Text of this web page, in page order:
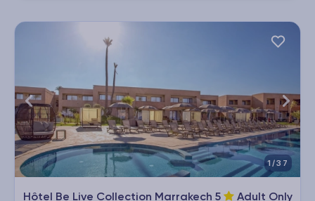
1/37
Hôtel Be Live Collection Marrakech 5
Adult Only